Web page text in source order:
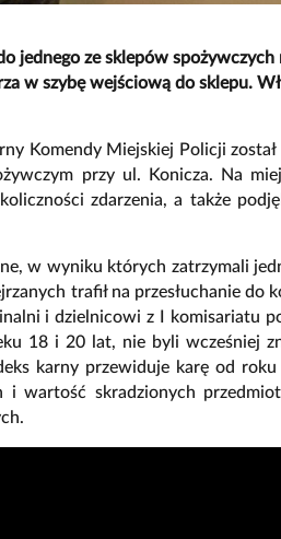
jednego ze sklepów spożywczych
w szybę wejściową do sklepu.
Komendy Miejskiej Policji
przy ul. Konicza. Na
zdarzenia, a także
w wyniku których zatrzymali
trafił na przesłuchanie do
i dzielnicowi z I komisariatu
18 i 20 lat, nie byli wcześniej
karny przewiduje karę od
i wartość skradzionych